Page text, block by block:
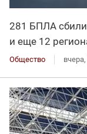
281 БПЛА
и еще 12
Общество